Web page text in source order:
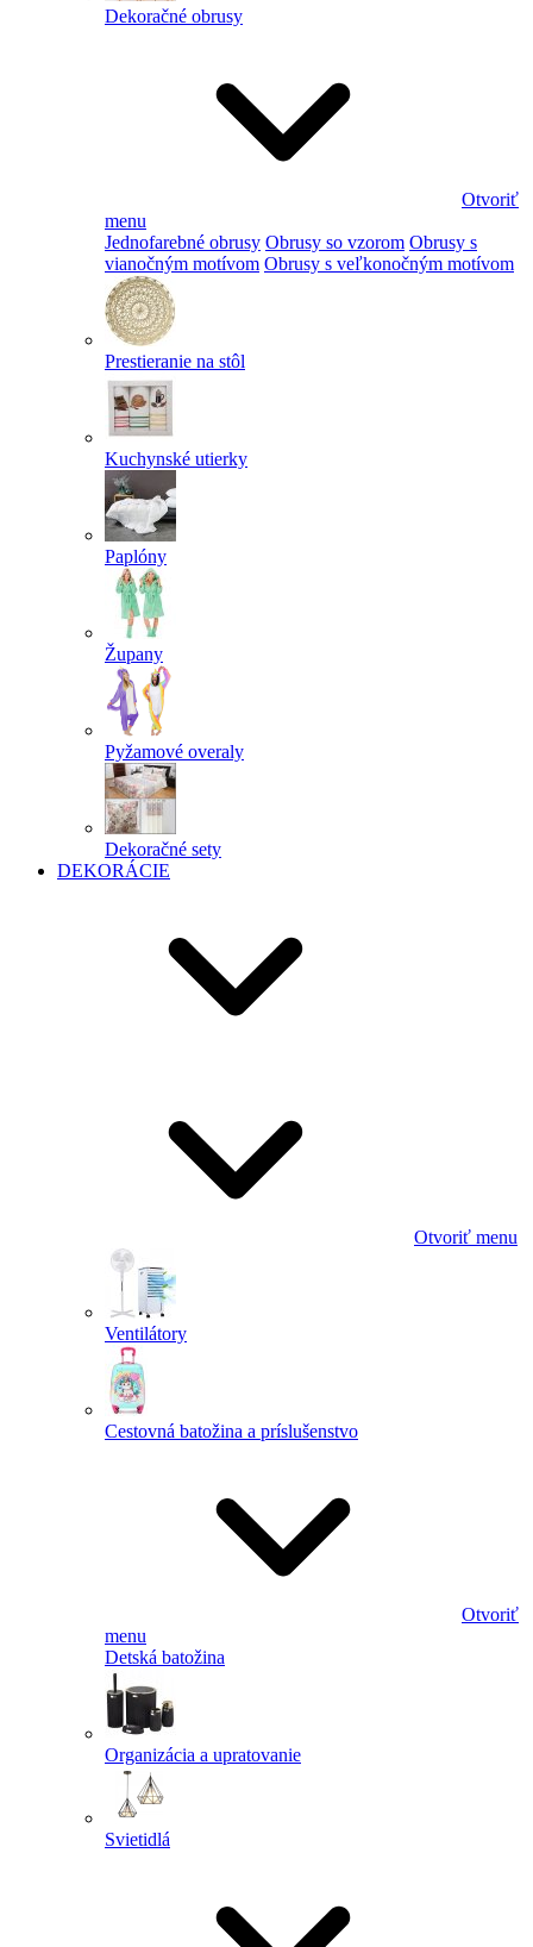
Dekoračné obrusy
Otvoriť
menu
Jednofarebné obrusy Obrusy so vzorom Obrusy s
vianočným motívom Obrusy s veľkonočným motívom
Prestieranie na stôl
Kuchynské utierky
Paplóny
Župany
Pyžamové overaly
Dekoračné sety
DEKORÁCIE
Otvoriť menu
Ventilátory
Cestovná batožina a príslušenstvo
Otvoriť
menu
Detská batožina
Organizácia a upratovanie
Svietidlá